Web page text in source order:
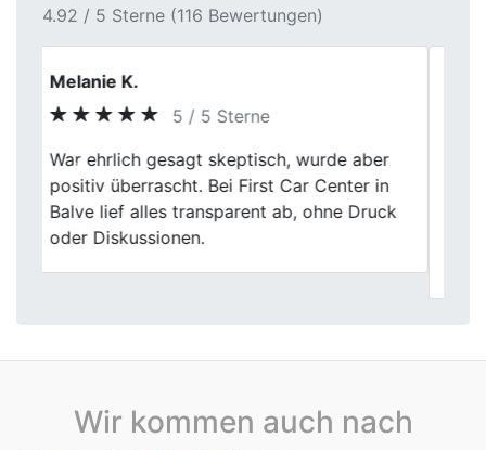
4.92 / 5 Sterne (116 Bewertungen)
Annette
5 / 5 Sterne
Guter Preis, schnelle Abwicklung. First Car
Center hat meinen alten Wagen zum
besten Preis abgekauft. Die gesamte
Abwicklung war unkompliziert und der
Previous
Wir kommen auch nach